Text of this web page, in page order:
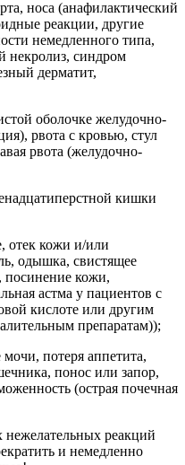
носа (анафилактический
реакции, другие
немедленного типа,
некролиз, синдром
дерматит,
оболочке желудочно-
рвота с кровью, стул
рвота (желудочно-
кишки
отек кожи и/или
одышка, свистящее
посинение кожи,
астма у пациентов с
кислоте или другим
препаратам));
потеря аппетита,
понос или запор,
(острая почечная
нежелательных реакций
и немедленно